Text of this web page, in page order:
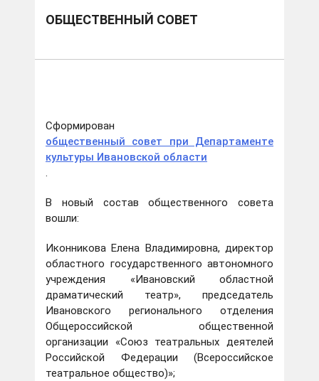
ОБЩЕСТВЕННЫЙ СОВЕТ
Сформирован
общественный совет при Департаменте
культуры Ивановской области
.
В новый состав общественного совета
вошли:
Иконникова Елена Владимировна, директор
областного государственного автономного
учреждения «Ивановский областной
драматический театр», председатель
Ивановского регионального отделения
Общероссийской общественной
организации «Союз театральных деятелей
Российской Федерации (Всероссийское
театральное общество)»;